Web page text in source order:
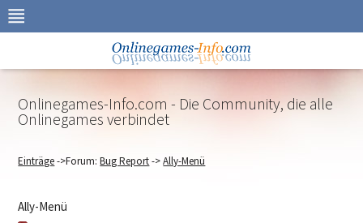
Zur
Navigation
Inhalt
Onlinegames-Info.com - Die Community, die alle
Onlinegames verbindet
Einträge->Forum:Bug Report->Ally-Menü
Ally-Menü